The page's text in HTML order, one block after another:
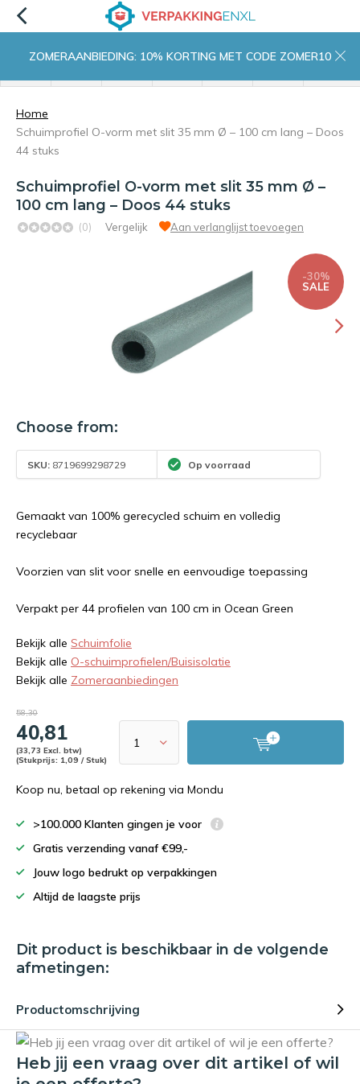
ZOMERAANBIEDING: 10% KORTING MET CODE ZOMER10
Home
Schuimprofiel O-vorm met slit 35 mm Ø – 100 cm lang – Doos
44 stuks
Schuimprofiel O-vorm met slit 35 mm Ø –
100 cm lang – Doos 44 stuks
(0) Vergelijk Aan verlanglijst toevoegen
-30%
SALE
Choose from:
SKU: 8719699298729 Op voorraad
Gemaakt van 100% gerecycled schuim en volledig
recyclebaar
Voorzien van slit voor snelle en eenvoudige toepassing
Verpakt per 44 profielen van 100 cm in Ocean Green
Bekijk alle Schuimfolie
Bekijk alle O-schuimprofielen/Buisisolatie
Bekijk alle Zomeraanbiedingen
58,30
40,81
(33,73 Excl. btw)
(Stukprijs: 1,09 / Stuk)
Koop nu, betaal op rekening via Mondu
>100.000 Klanten gingen je voor
Gratis verzending vanaf €99,-
Jouw logo bedrukt op verpakkingen
Altijd de laagste prijs
Dit product is beschikbaar in de volgende
afmetingen:
Productomschrijving
Heb jij een vraag over dit artikel of wil